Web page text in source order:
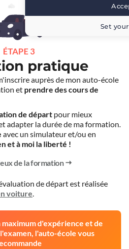
ÉTAPE 3
pratique
auprès de mon auto-école
et prendre des cours de
de départ pour mieux
adapter la durée de ma formation.
avec un simulateur et/ou en
et à moi la liberté !
de la formation
de départ est réalisée
voiture.
d'expérience et de
l'auto-école vous
Set